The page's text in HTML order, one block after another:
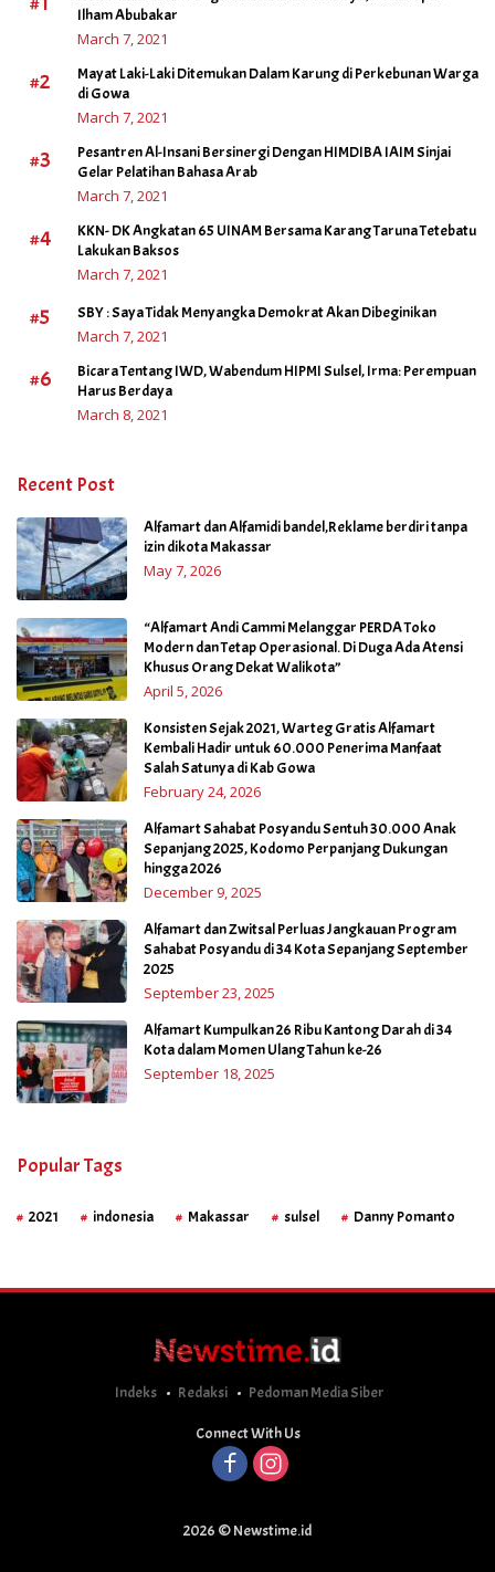
Ilham Abubakar
March 7, 2021
#2
Mayat Laki-Laki Ditemukan Dalam Karung di Perkebunan Warga
di Gowa
March 7, 2021
#3
Pesantren Al-Insani Bersinergi Dengan HIMDIBA IAIM Sinjai
Gelar Pelatihan Bahasa Arab
March 7, 2021
#4
KKN- DK Angkatan 65 UINAM Bersama Karang Taruna Tetebatu
Lakukan Baksos
March 7, 2021
#5 SBY : Saya Tidak Menyangka Demokrat Akan Dibeginikan
March 7, 2021
#6
Bicara Tentang IWD, Wabendum HIPMI Sulsel, Irma: Perempuan
Harus Berdaya
March 8, 2021
Recent Post
Alfamart dan Alfamidi bandel,Reklame berdiri tanpa
izin dikota Makassar
May 7, 2026
“Alfamart Andi Cammi Melanggar PERDA Toko
Modern dan Tetap Operasional. Di Duga Ada Atensi
Khusus Orang Dekat Walikota”
April 5, 2026
Konsisten Sejak 2021, Warteg Gratis Alfamart
Kembali Hadir untuk 60.000 Penerima Manfaat
Salah Satunya di Kab Gowa
February 24, 2026
Alfamart Sahabat Posyandu Sentuh 30.000 Anak
Sepanjang 2025, Kodomo Perpanjang Dukungan
hingga 2026
December 9, 2025
Alfamart dan Zwitsal Perluas Jangkauan Program
Sahabat Posyandu di 34 Kota Sepanjang September
2025
September 23, 2025
Alfamart Kumpulkan 26 Ribu Kantong Darah di 34
Kota dalam Momen Ulang Tahun ke-26
September 18, 2025
Popular Tags
2021 indonesia Makassar sulsel Danny Pomanto
Indeks Redaksi Pedoman Media Siber
Connect With Us
2026 © Newstime.id